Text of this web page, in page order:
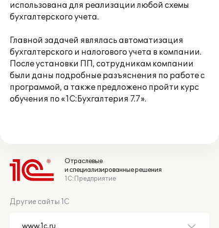
использована для реализации любой схемы
бухгалтерского учета.
Главной задачей являлась автоматизация
бухгалтерского и налогового учета в компании.
После установки ПП, сотрудникам компании
были даны подробные разъяснения по работе с
программой, а также предложено пройти курс
обучения по «1С:Бухгалтерия 7.7».
Отраслевые
и специализированные решения
1С:Предприятие
Другие сайты 1С